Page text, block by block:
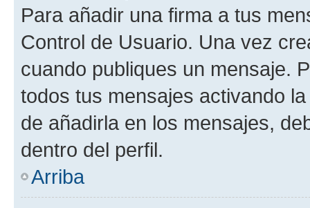
Para añadir una firma a tus
Control de Usuario. Una vez
cuando publiques un mensaje.
todos tus mensajes activando
de añadirla en los mensajes,
dentro del perfil.
Arriba